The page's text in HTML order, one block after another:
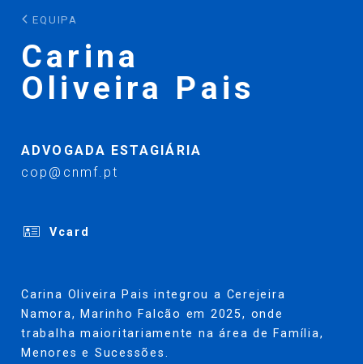
EQUIPA
Carina
Oliveira Pais
ADVOGADA ESTAGIÁRIA
cop@cnmf.pt
Vcard
Carina Oliveira Pais integrou a Cerejeira
Namora, Marinho Falcão em 2025, onde
trabalha maioritariamente na área de Família,
Menores e Sucessões.